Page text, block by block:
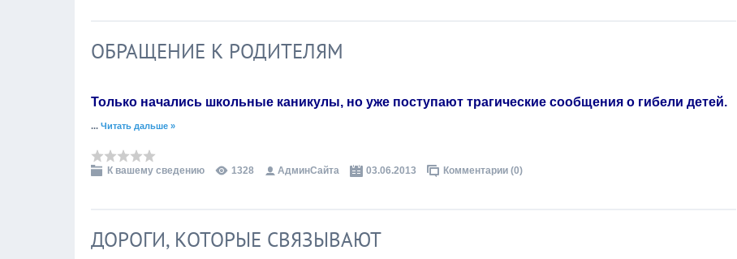
ОБРАЩЕНИЕ К РОДИТЕЛЯМ
Только начались школьные каникулы, но уже поступают трагические сообщения о гибели детей.
... Читать дальше »
К вашему сведению 1328 АдминСайта 03.06.2013 Комментарии (0)
ДОРОГИ, КОТОРЫЕ СВЯЗЫВАЮТ